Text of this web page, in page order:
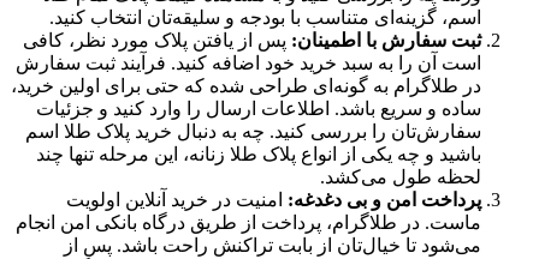
اسم، گزینه‌ای متناسب با بودجه و سلیقه‌تان انتخاب کنید.
ثبت سفارش با اطمینان: پس از یافتن پلاک مورد نظر، کافی
است آن را به سبد خرید خود اضافه کنید. فرآیند ثبت سفارش
در طلاگرام به ‌گونه‌ای طراحی شده که حتی برای اولین خرید،
ساده و سریع باشد. اطلاعات ارسال را وارد کنید و جزئیات
سفارش‌تان را بررسی کنید. چه به دنبال خرید پلاک طلا اسم
باشید و چه یکی از انواع پلاک طلا زنانه، این مرحله تنها چند
لحظه طول می‌کشد.
پرداخت امن و بی‌ دغدغه: امنیت در خرید آنلاین اولویت
ماست. در طلاگرام، پرداخت از طریق درگاه بانکی امن انجام
می‌شود تا خیال‌تان از بابت تراکنش راحت باشد. پس از